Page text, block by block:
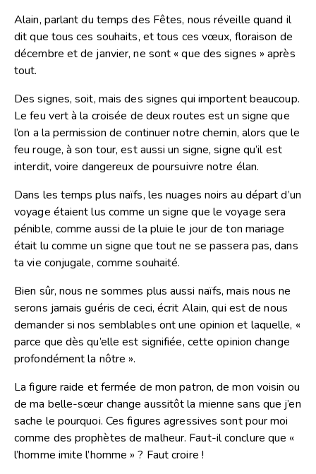
Alain, parlant du temps des Fêtes, nous réveille quand il
dit que tous ces souhaits, et tous ces vœux, floraison de
décembre et de janvier, ne sont « que des signes » après
tout.
Des signes, soit, mais des signes qui importent beaucoup.
Le feu vert à la croisée de deux routes est un signe que
l’on a la permission de continuer notre chemin, alors que le
feu rouge, à son tour, est aussi un signe, signe qu’il est
interdit, voire dangereux de poursuivre notre élan.
Dans les temps plus naïfs, les nuages noirs au départ d’un
voyage étaient lus comme un signe que le voyage sera
pénible, comme aussi de la pluie le jour de ton mariage
était lu comme un signe que tout ne se passera pas, dans
ta vie conjugale, comme souhaité.
Bien sûr, nous ne sommes plus aussi naïfs, mais nous ne
serons jamais guéris de ceci, écrit Alain, qui est de nous
demander si nos semblables ont une opinion et laquelle, «
parce que dès qu’elle est signifiée, cette opinion change
profondément la nôtre ».
La figure raide et fermée de mon patron, de mon voisin ou
de ma belle-sœur change aussitôt la mienne sans que j’en
sache le pourquoi. Ces figures agressives sont pour moi
comme des prophètes de malheur. Faut-il conclure que «
l’homme imite l’homme » ? Faut croire !